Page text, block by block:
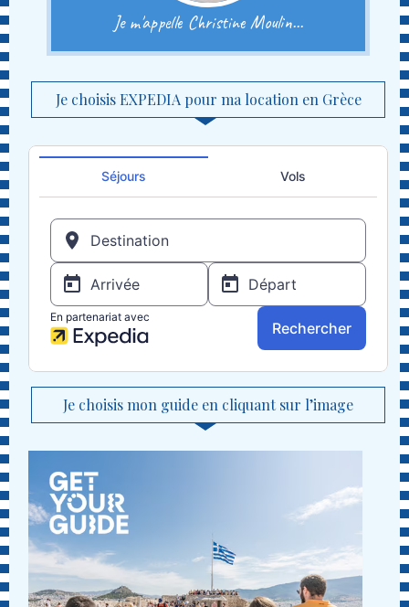
Je m'appelle Christine Moulin...
Je choisis EXPEDIA pour ma location en Grèce
Je choisis mon guide en cliquant sur l’image